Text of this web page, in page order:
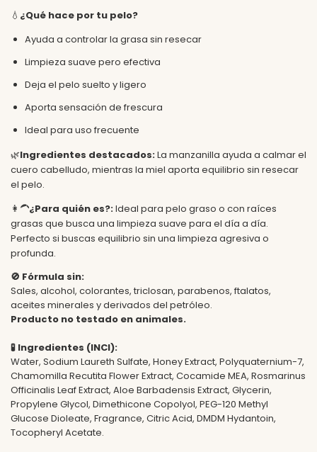
💧 ¿Qué hace por tu pelo?
Ayuda a controlar la grasa sin resecar
Limpieza suave pero efectiva
Deja el pelo suelto y ligero
Aporta sensación de frescura
Ideal para uso frecuente
🌿Ingredientes destacados:La manzanilla ayuda a calmar el
cuero cabelludo, mientras la miel aporta equilibrio sin resecar
el pelo.
👩‍🦱¿Para quién es?:Ideal para pelo graso o con raíces
grasas que busca una limpieza suave para el día a día.
Perfecto si buscas equilibrio sin una limpieza agresiva o
profunda.
🚫 Fórmula sin:
Sales, alcohol, colorantes, triclosan, parabenos, ftalatos,
aceites minerales y derivados del petróleo.
Producto no testado en animales.
🧪 Ingredientes (INCI):
Water, Sodium Laureth Sulfate, Honey Extract, Polyquaternium-7,
Chamomilla Recutita Flower Extract, Cocamide MEA, Rosmarinus
Officinalis Leaf Extract, Aloe Barbadensis Extract, Glycerin,
Propylene Glycol, Dimethicone Copolyol, PEG-120 Methyl
Glucose Dioleate, Fragrance, Citric Acid, DMDM Hydantoin,
Tocopheryl Acetate.